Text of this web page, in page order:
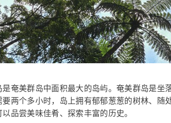
是奄美群岛中面积最大的岛屿。奄美群岛是
要两个多小时，岛上拥有郁郁葱葱的树林、
品尝美味佳肴、探索丰富的历史。